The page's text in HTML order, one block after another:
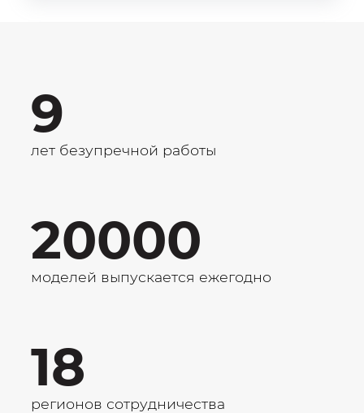
9
лет безупречной работы
20000
моделей выпускается ежегодно
18
регионов сотрудничества